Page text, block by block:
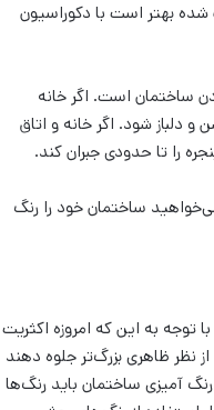
بهتر است با دکوراسیون
ساختمان است. اگر خانه
دلباز شود. اگر خانه و اتاق
را تا حدودی جبران کند.
ساختمان خود را رنگ
توجه به این که امروزه اکثریت
خود را از نظر ظاهری بزرگ‌تر جلوه دهند
آمیزی ساختمان باید رنگ‌ها